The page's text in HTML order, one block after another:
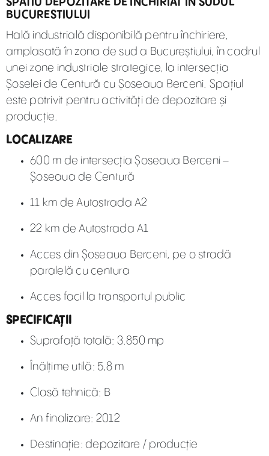
BUCURESTIULUI
Hală industrială disponibilă pentru închiriere,
amplasată în zona de sud a Bucureștiului, în cadrul
unei zone industriale strategice, la intersecția
Șoselei de Centură cu Șoseaua Berceni. Spațiul
este potrivit pentru activități de depozitare și
producție.
LOCALIZARE
600 m de intersecția Șoseaua Berceni –
Șoseaua de Centură
11 km de Autostrada A2
22 km de Autostrada A1
Acces din Șoseaua Berceni, pe o stradă
paralelă cu centura
Acces facil la transportul public
SPECIFICAȚII
Suprafață totală: 3.850 mp
Înălțime utilă: 5,8 m
Clasă tehnică: B
An finalizare: 2012
Destinație: depozitare / producție